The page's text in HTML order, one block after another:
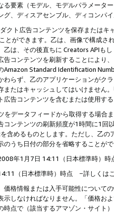
る要素（モデル、モデルパラメータ
グ、ディスアセンブル、ディコンパ
クト広告コンテンツを保存または
とができます。乙は、画像で構成
乙は、その後直ちに Creators APIも
告コンテンツを刷新することにより
Amazon Standard Identification
わらず、乙のアプリケーションがク
またはキャッシュしてはいけません
広告コンテンツを含むまたは使用す
をデータフィードから取得する場合
コンテンツの刷新頻度が1時間に1
含めるものとします。ただし、乙
のうち日付の部分を省略することが
年1月7日 14:11（日本標準時）
（日本標準時）時点 −詳しくは
価格情報または入手可能性について
示しなければなりません。「価格
時点で（該当するアマゾン・サイト